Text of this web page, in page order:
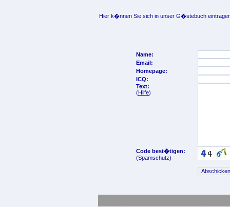
Hier k�nnen Sie sich in unser G�stebuch
Name:
Email:
Homepage:
ICQ:
Text:
(Hilfe)
Code best�tigen:
(Spamschutz)